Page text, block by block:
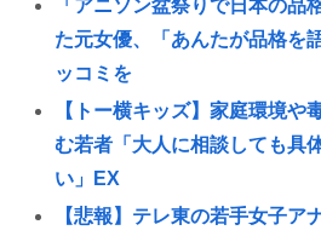
「アニソン盆祭りで日本の品
た元女優、「あんたが品格を
ッコミを
【トー横キッズ】家庭環境や
む若者「大人に相談しても具
い」EX
【悲報】テレ東の若手女子ア